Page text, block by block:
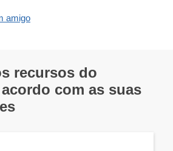
amigo
recursos do
com as suas